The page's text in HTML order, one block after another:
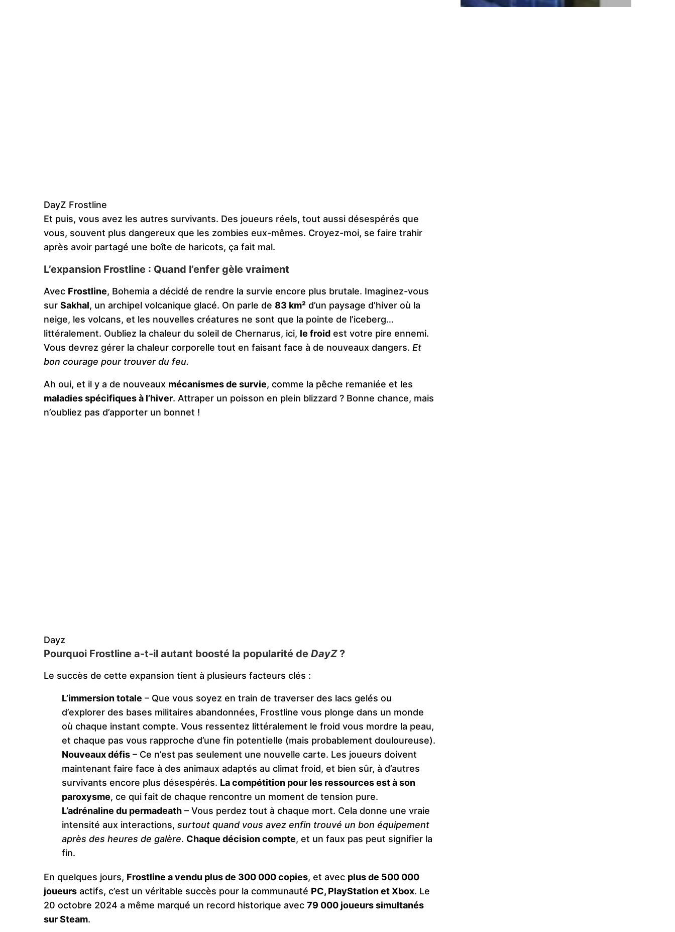
DayZ Frostline
Et puis, vous avez les autres survivants. Des joueurs réels, tout aussi désespérés que
vous, souvent plus dangereux que les zombies eux-mêmes. Croyez-moi, se faire trahir
après avoir partagé une boîte de haricots, ça fait mal.
L’expansion Frostline : Quand l’enfer gèle vraiment
Avec Frostline, Bohemia a décidé de rendre la survie encore plus brutale. Imaginez-vous
sur Sakhal, un archipel volcanique glacé. On parle de 83 km² d’un paysage d’hiver où la
neige, les volcans, et les nouvelles créatures ne sont que la pointe de l’iceberg…
littéralement. Oubliez la chaleur du soleil de Chernarus, ici, le froid est votre pire ennemi.
Vous devrez gérer la chaleur corporelle tout en faisant face à de nouveaux dangers. Et
bon courage pour trouver du feu.
Ah oui, et il y a de nouveaux mécanismes de survie, comme la pêche remaniée et les
maladies spécifiques à l’hiver. Attraper un poisson en plein blizzard ? Bonne chance, mais
n’oubliez pas d’apporter un bonnet !
Dayz
Pourquoi Frostline a-t-il autant boosté la popularité de DayZ?
Le succès de cette expansion tient à plusieurs facteurs clés :
L’immersion totale – Que vous soyez en train de traverser des lacs gelés ou
d’explorer des bases militaires abandonnées, Frostline vous plonge dans un monde
où chaque instant compte. Vous ressentez littéralement le froid vous mordre la peau,
et chaque pas vous rapproche d’une fin potentielle (mais probablement douloureuse).
Nouveaux défis – Ce n’est pas seulement une nouvelle carte. Les joueurs doivent
maintenant faire face à des animaux adaptés au climat froid, et bien sûr, à d’autres
survivants encore plus désespérés. La compétition pour les ressources est à son
paroxysme, ce qui fait de chaque rencontre un moment de tension pure.
L’adrénaline du permadeath – Vous perdez tout à chaque mort. Cela donne une vraie
intensité aux interactions, surtout quand vous avez enfin trouvé un bon équipement
après des heures de galère. Chaque décision compte, et un faux pas peut signifier la
fin.
En quelques jours, Frostline a vendu plus de 300 000 copies, et avec plus de 500 000
joueurs actifs, c’est un véritable succès pour la communauté PC, PlayStation et Xbox. Le
20 octobre 2024 a même marqué un record historique avec 79 000 joueurs simultanés
sur Steam.